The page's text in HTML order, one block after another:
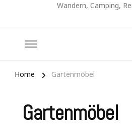
Wandern, Camping,
Home Gartenmöbel
Gartenmöbel